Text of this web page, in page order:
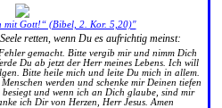
mit Gott!“ (Bibel, 2. Kor. 5,20)"
retten, wenn Du es aufrichtig meinst:
gemacht. Bitte vergib mir und nimm Dich
Du ab jetzt der Herr meines Lebens. Ich will
Bitte heile mich und leite Du mich in allem.
werden und schenke mir Deinen tiefen
und wenn ich an Dich glaube, sind mir
ich Dir von Herzen, Herr Jesus. Amen